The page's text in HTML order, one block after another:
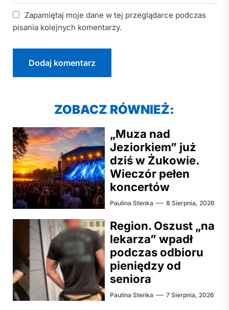
Zapamiętaj moje dane w tej przeglądarce podczas
pisania kolejnych komentarzy.
ZOBACZ RÓWNIEŻ:
„Muza nad
Jeziorkiem” już
dziś w Żukowie.
Wieczór pełen
koncertów
Paulina Stenka 8 Sierpnia, 2026
Region. Oszust „na
lekarza” wpadł
podczas odbioru
pieniędzy od
seniora
Paulina Stenka 7 Sierpnia, 2026